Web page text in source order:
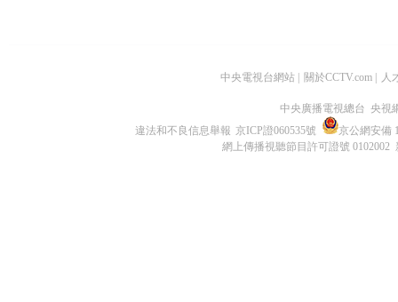
中央電視台網站 關於CCTV.com 人
中央廣播電視總台 央視
違法和不良信息舉報 京ICP證060535號
京公網安備
網上傳播視聽節目許可證號 0102002